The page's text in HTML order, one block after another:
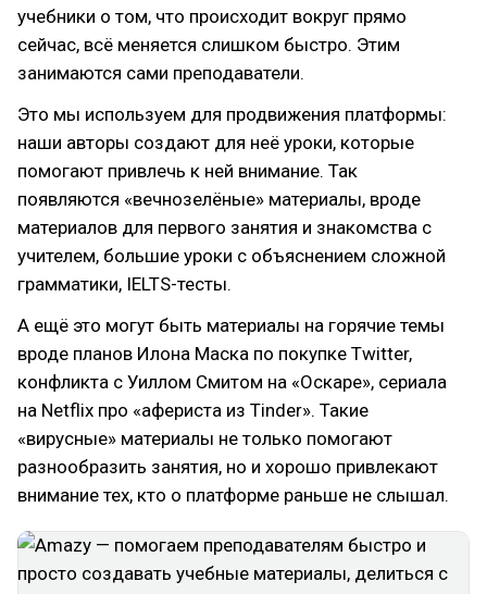
учебники о том, что происходит вокруг прямо
сейчас, всё меняется слишком быстро. Этим
занимаются сами преподаватели.
Это мы используем для продвижения платформы:
наши авторы создают для неё уроки, которые
помогают привлечь к ней внимание. Так
появляются «вечнозелёные» материалы, вроде
материалов для первого занятия и знакомства с
учителем, большие уроки с объяснением сложной
грамматики, IELTS-тесты.
А ещё это могут быть материалы на горячие темы
вроде планов Илона Маска по покупке Twitter,
конфликта с Уиллом Смитом на «Оскаре», сериала
на Netflix про «афериста из Tinder». Такие
«вирусные» материалы не только помогают
разнообразить занятия, но и хорошо привлекают
внимание тех, кто о платформе раньше не слышал.